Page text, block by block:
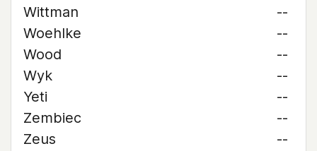
Wittman
--
Woehlke
--
Wood
--
Wyk
--
Yeti
--
Zembiec
--
Zeus
--